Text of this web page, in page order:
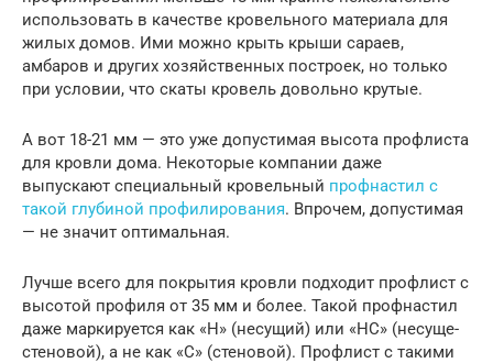
использовать в качестве кровельного материала для
жилых домов. Ими можно крыть крыши сараев,
амбаров и других хозяйственных построек, но только
при условии, что скаты кровель довольно крутые.
А вот 18-21 мм — это уже допустимая высота профлиста
для кровли дома. Некоторые компании даже
выпускают специальный кровельный профнастил с
такой глубиной профилирования. Впрочем, допустимая
— не значит оптимальная.
Лучше всего для покрытия кровли подходит профлист с
высотой профиля от 35 мм и более. Такой профнастил
даже маркируется как «Н» (несущий) или «НС» (несуще-
стеновой), а не как «С» (стеновой). Профлист с такими